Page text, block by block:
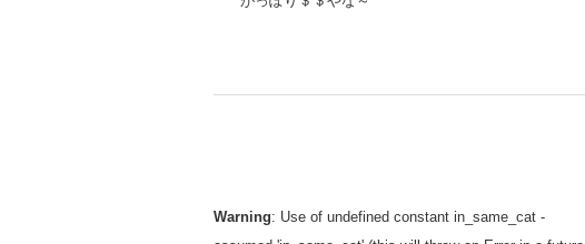
Warning: Use of undefined constant in_same_cat -